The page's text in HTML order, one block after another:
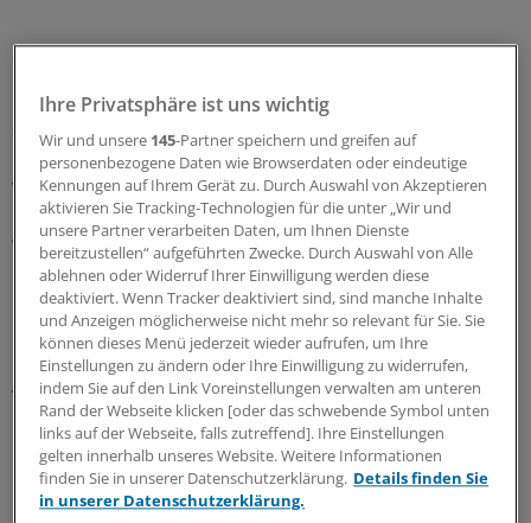
Schiedeck ist Experte für Darm- und
Beckenbodenerkrankungen. „Die Präsidentschaft
verstehe ich als Teamleistung. Gemeinsam mit
Kolleginnen und Kollegen aus ganz Deutschland wollen
wir unser Fachgebiet weiterentwickeln – für eine bessere
Patientenversorgung und für die Ausbildung
kommender Generationen“, sagte der neue DGK-Chef.
Er war bereits Präsident der Deutschen Gesellschaft für
Allgemein- und Viszeralchirurgie, der Südwestdeutschen
Gesellschaft für Gastroenterologie sowie der Deutschen
Kontinenzgesellschaft.(eb)
Ihre Privatsphäre ist uns wichtig
Wir und unsere 145-Partner speichern und greifen auf
personenbezogene Daten wie Browserdaten oder eindeutige
Kennungen auf Ihrem Gerät zu. Durch Auswahl von Akzeptieren
aktivieren Sie Tracking-Technologien für die unter „Wir und
unsere Partner verarbeiten Daten, um Ihnen Dienste
bereitzustellen“ aufgeführten Zwecke. Durch Auswahl von Alle
ablehnen oder Widerruf Ihrer Einwilligung werden diese
deaktiviert. Wenn Tracker deaktiviert sind, sind manche Inhalte
und Anzeigen möglicherweise nicht mehr so relevant für Sie. Sie
können dieses Menü jederzeit wieder aufrufen, um Ihre
Einstellungen zu ändern oder Ihre Einwilligung zu widerrufen,
indem Sie auf den Link Voreinstellungen verwalten am unteren
Rand der Webseite klicken [oder das schwebende Symbol unten
links auf der Webseite, falls zutreffend]. Ihre Einstellungen
gelten innerhalb unseres Website. Weitere Informationen
finden Sie in unserer Datenschutzerklärung. Details finden Sie
in unserer Datenschutzerklärung.